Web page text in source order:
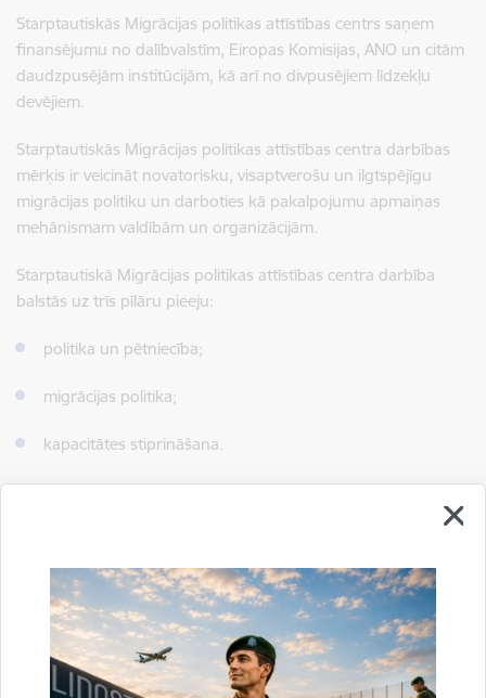
Starptautiskās Migrācijas politikas attīstības centrs saņem
finansējumu no dalībvalstīm, Eiropas Komisijas, ANO un citām
daudzpusējām institūcijām, kā arī no divpusējiem līdzekļu
devējiem.
Starptautiskās Migrācijas politikas attīstības centra darbības
mērķis ir veicināt novatorisku, visaptverošu un ilgtspējīgu
migrācijas politiku un darboties kā pakalpojumu apmaiņas
mehānismam valdībām un organizācijām.
Starptautiskā Migrācijas politikas attīstības centra darbība
balstās uz trīs pīlāru pieeju:
politika un pētniecība;
migrācijas politika;
kapacitātes stiprināšana.
Izmantojot šos trīs pīlārus, Starptautiskās Migrācijas politikas